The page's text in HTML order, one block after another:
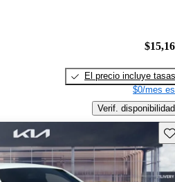
El precio incluye tasas
$0/mes
Verif. disponibilidad